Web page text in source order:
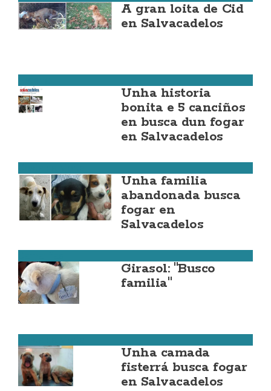
A gran loita de Cid
en Salvacadelos
Unha historia
bonita e 5 canciños
en busca dun fogar
en Salvacadelos
Unha familia
abandonada busca
fogar en
Salvacadelos
Girasol: "Busco
familia"
Unha camada
fisterrá busca fogar
en Salvacadelos